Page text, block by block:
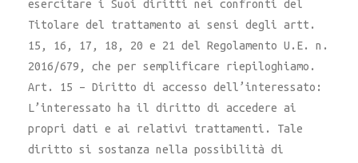
esercitare i Suoi diritti nei confronti del
Titolare del trattamento ai sensi degli artt.
15, 16, 17, 18, 20 e 21 del Regolamento U.E. n.
2016/679, che per semplificare riepiloghiamo.
Art. 15 – Diritto di accesso dell’interessato:
L’interessato ha il diritto di accedere ai
propri dati e ai relativi trattamenti. Tale
diritto si sostanza nella possibilità di